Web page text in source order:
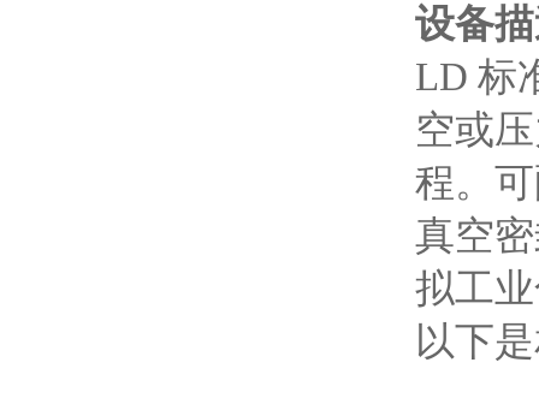
设备
LD 标
空或
程。
真空
拟工
以下